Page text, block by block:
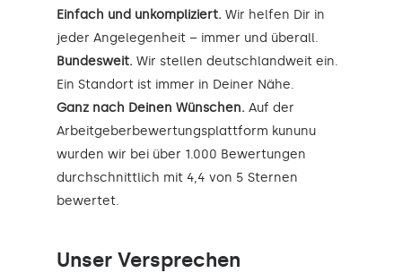
Einfach und unkompliziert. Wir helfen Dir in
jeder Angelegenheit – immer und überall.
Bundesweit. Wir stellen deutschlandweit ein.
Ein Standort ist immer in Deiner Nähe.
Ganz nach Deinen Wünschen. Auf der
Arbeitgeberbewertungsplattform kununu
wurden wir bei über 1.000 Bewertungen
durchschnittlich mit 4,4 von 5 Sternen
bewertet.
Unser Versprechen